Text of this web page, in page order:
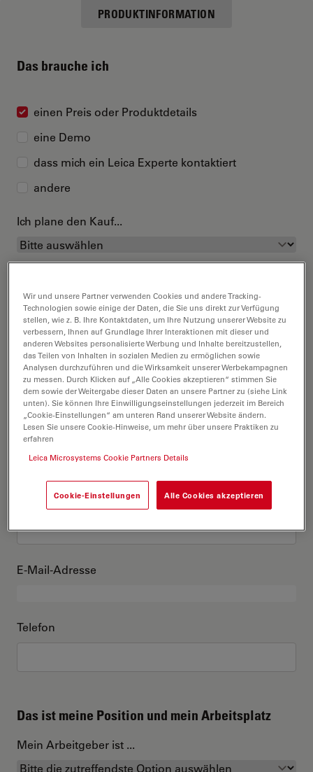
PRODUKTINFORMATION
Das brauche ich
einen Preis oder Produktdetails
eine Demo
dass mich ein Leica Experte kontaktiert
andere
Ich plane den Kauf...
Das bin ich
Akademischer Grad
Vorname
Nachname
E-Mail-Adresse
Telefon
Das ist meine Position und mein Arbeitsplatz
Mein Arbeitgeber ist ...
Wir und unsere Partner verwenden Cookies und andere Tracking-
Technologien sowie einige der Daten, die Sie uns direkt zur Verfügung
stellen, wie z. B. Ihre Kontaktdaten, um Ihre Nutzung unserer Website zu
verbessern, Ihnen auf Grundlage Ihrer Interaktionen mit dieser und
anderen Websites personalisierte Werbung und Inhalte bereitzustellen,
das Teilen von Inhalten in sozialen Medien zu ermöglichen sowie
Analysen durchzuführen und die Wirksamkeit unserer Werbekampagnen
zu messen. Durch Klicken auf „Alle Cookies akzeptieren“ stimmen Sie
dem sowie der Weitergabe dieser Daten an unsere Partner zu (siehe Link
unten). Sie können Ihre Einwilligungseinstellungen jederzeit im Bereich
„Cookie-Einstellungen“ am unteren Rand unserer Website ändern.
Lesen Sie unsere Cookie-Hinweise, um mehr über unsere Praktiken zu
erfahren
Leica Microsystems Cookie Partners Details
Cookie-Einstellungen Alle Cookies akzeptieren